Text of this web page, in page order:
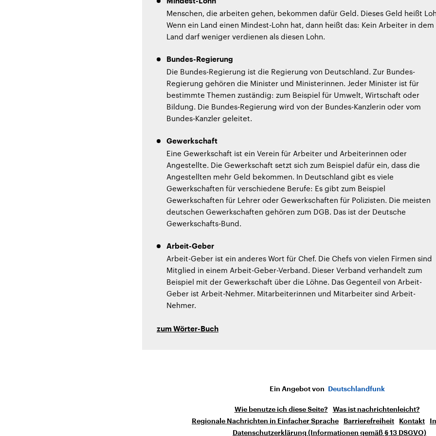
Menschen, die arbeiten gehen, bekommen dafür Geld. Dieses Geld heißt
Wenn ein Land einen Mindest-Lohn hat, dann heißt das: Kein Arbeiter in dem
Land darf weniger verdienen als diesen Lohn.
Bundes-Regierung
Die Bundes-Regierung ist die Regierung von Deutschland. Zur Bundes-
Regierung gehören die Minister und Ministerinnen. Jeder Minister ist für
bestimmte Themen zuständig: zum Beispiel für Umwelt, Wirtschaft oder
Bildung. Die Bundes-Regierung wird von der Bundes-Kanzlerin oder vom
Bundes-Kanzler geleitet.
Gewerkschaft
Eine Gewerkschaft ist ein Verein für Arbeiter und Arbeiterinnen oder
Angestellte. Die Gewerkschaft setzt sich zum Beispiel dafür ein, dass die
Angestellten mehr Geld bekommen. In Deutschland gibt es viele
Gewerkschaften für verschiedene Berufe: Es gibt zum Beispiel
Gewerkschaften für Lehrer oder Gewerkschaften für Polizisten. Die meisten
deutschen Gewerkschaften gehören zum DGB. Das ist der Deutsche
Gewerkschafts-Bund.
Arbeit-Geber
Arbeit-Geber ist ein anderes Wort für Chef. Die Chefs von vielen Firmen sind
Mitglied in einem Arbeit-Geber-Verband. Dieser Verband verhandelt zum
Beispiel mit der Gewerkschaft über die Löhne. Das Gegenteil von Arbeit-
Geber ist Arbeit-Nehmer. Mitarbeiterinnen und Mitarbeiter sind Arbeit-
Nehmer.
zum Wörter-Buch
Ein Angebot von Deutschlandfunk
Wie benutze ich diese Seite?
Was ist nachrichtenleicht?
Regionale Nachrichten in Einfacher Sprache
Barrierefreiheit Kontakt
Datenschutzerklärung (Informationen gemäß § 13 DSGVO)